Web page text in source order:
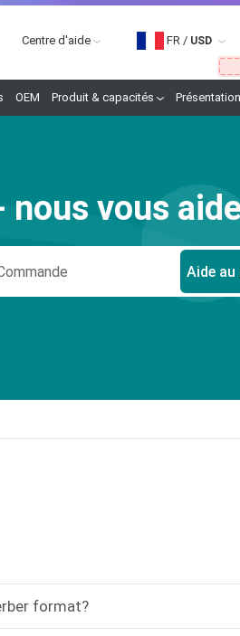
Centre d'aide FR / USD
OEM Produit & capacités Présentation
vous
Aide au
format?